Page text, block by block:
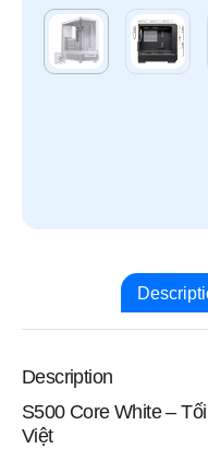
Description
S500 Core White –
Việt